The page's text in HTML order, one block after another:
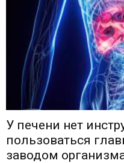
У печени нет
пользоваться
заводом